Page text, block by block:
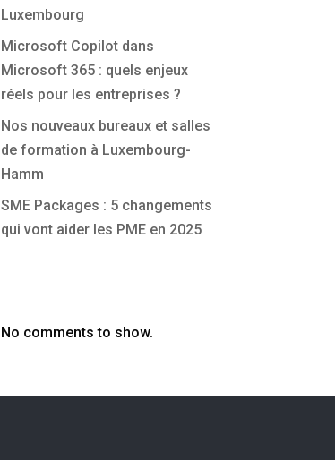
Luxembourg
Microsoft Copilot dans
Microsoft 365 : quels enjeux
réels pour les entreprises ?
Nos nouveaux bureaux et salles
de formation à Luxembourg-
Hamm
SME Packages : 5 changements
qui vont aider les PME en 2025
No comments to show.